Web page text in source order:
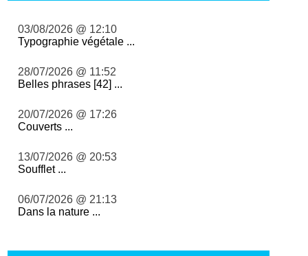
03/08/2026 @ 12:10
Typographie végétale ...
28/07/2026 @ 11:52
Belles phrases [42] ...
20/07/2026 @ 17:26
Couverts ...
13/07/2026 @ 20:53
Soufflet ...
06/07/2026 @ 21:13
Dans la nature ...